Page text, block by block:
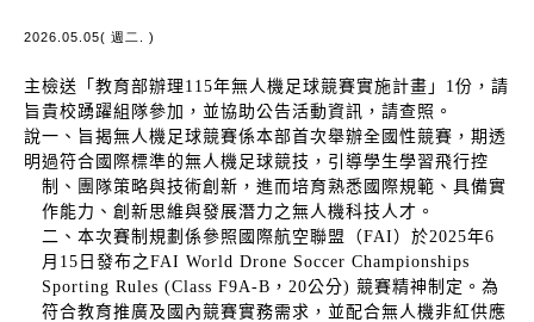
2026.05.05( 週二. )
主
旨
檢送「教育部辦理115年無人機足球競賽實施計畫」1份，請
貴校踴躍組隊參加，並協助公告活動資訊，請查照。
說
明
一、旨揭無人機足球競賽係本部首次舉辦全國性競賽，期透
過符合國際標準的無人機足球競技，引導學生學習飛行控
制、團隊策略與技術創新，進而培育熟悉國際規範、具備實
作能力、創新思維與發展潛力之無人機科技人才。
二、本次賽制規劃係參照國際航空聯盟（FAI）於2025年6
月15日發布之FAI World Drone Soccer Championships
Sporting Rules (Class F9A-B，20公分) 競賽精神制定。為
符合教育推廣及國內競賽實務需求，並配合無人機非紅供應